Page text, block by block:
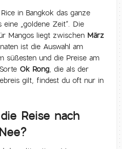
in Bangkok das ganze
„goldene Zeit“. Die
Mangos liegt zwischen März
ist die Auswahl am
süßesten und die Preise am
Ok Rong, die als der
gilt, findest du oft nur in
Reise nach